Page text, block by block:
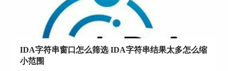
越容易乱。把顺序调过来，导出表其实没那么神
1、先把地址体系分开再开始对表
最稳的顺序应该是这样，先确认你手里拿到的是导
出窗口地址、RVA、VA还是文件偏移，然后再决
IDA字符串窗口怎么筛选 IDA字符串结果太多怎么缩
小范围